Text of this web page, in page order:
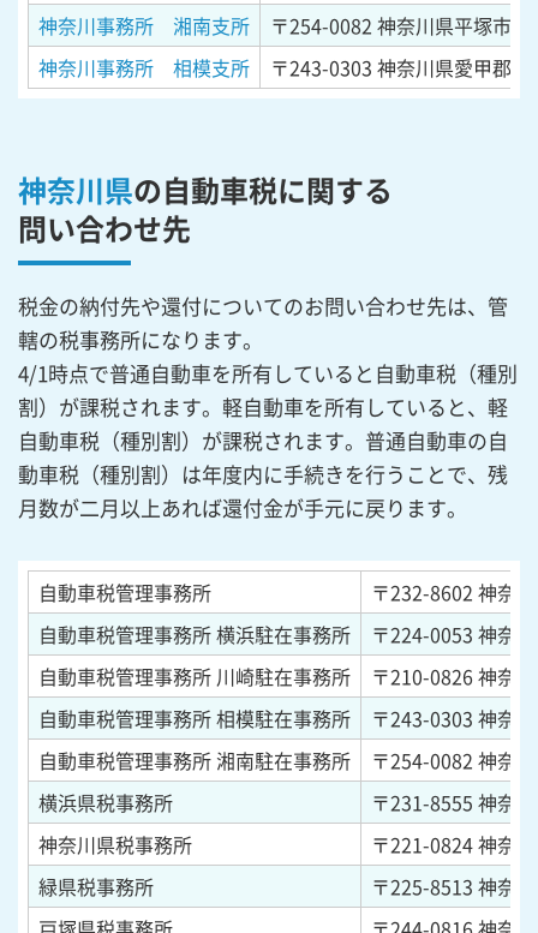
神奈川事務所 湘南支所
〒254-0082 神奈川県平塚市
神奈川事務所 相模支所
〒243-0303 神奈川県愛甲郡
神奈川県の自動車税に関する
問い合わせ先
税金の納付先や還付についてのお問い合わせ先は、管
轄の税事務所になります。
4/1時点で普通自動車を所有していると自動車税（種別
割）が課税されます。軽自動車を所有していると、軽
自動車税（種別割）が課税されます。普通自動車の自
動車税（種別割）は年度内に手続きを行うことで、残
月数が二月以上あれば還付金が手元に戻ります。
自動車税管理事務所 〒232-8602 神奈
自動車税管理事務所 横浜駐在事務所
〒224-0053 神奈
自動車税管理事務所 川崎駐在事務所
〒210-0826神奈
自動車税管理事務所 相模駐在事務所
〒243-0303 神奈
自動車税管理事務所 湘南駐在事務所
〒254-0082 神奈
横浜県税事務所
〒231-8555 神奈
神奈川県税事務所
〒221-0824神奈
緑県税事務所
〒225-8513 神奈